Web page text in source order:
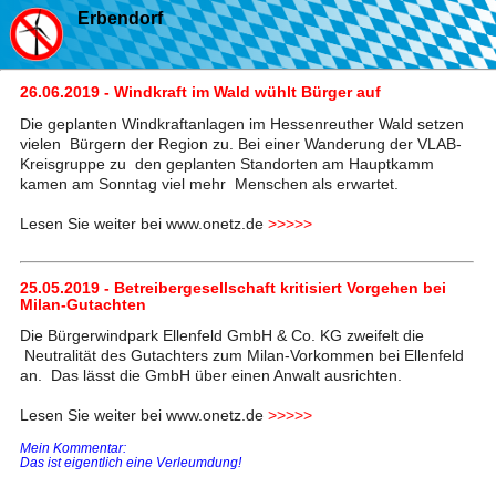
Erbendorf
26.06.2019 - Windkraft im Wald wühlt Bürger auf
Die geplanten Windkraftanlagen im Hessenreuther Wald setzen
vielen Bürgern der Region zu. Bei einer Wanderung der VLAB-
Kreisgruppe zu den geplanten Standorten am Hauptkamm
kamen am Sonntag viel mehr Menschen als erwartet.
Lesen Sie weiter bei www.onetz.de >>>>>
25.05.2019 - Betreibergesellschaft kritisiert Vorgehen bei
Milan-Gutachten
Die Bürgerwindpark Ellenfeld GmbH & Co. KG zweifelt die
Neutralität des Gutachters zum Milan-Vorkommen bei Ellenfeld
an. Das lässt die GmbH über einen Anwalt ausrichten.
Lesen Sie weiter bei www.onetz.de >>>>>
Mein Kommentar:
Das ist eigentlich eine Verleumdung!